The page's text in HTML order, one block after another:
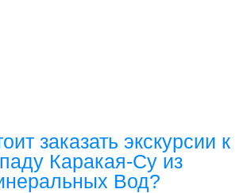
заказать экскурсии к
Каракая-Су из
Вод?